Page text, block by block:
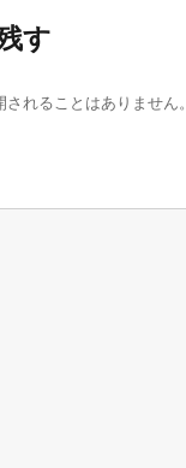
す
れることはありません。